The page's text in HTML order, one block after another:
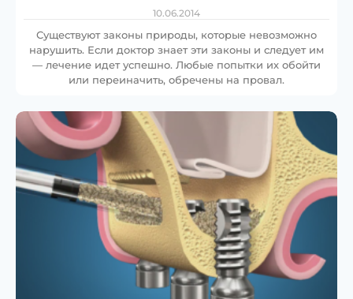
10.06.2014
Существуют законы природы, которые невозможно
нарушить. Если доктор знает эти законы и следует им
— лечение идет успешно. Любые попытки их обойти
или переиначить, обречены на провал.